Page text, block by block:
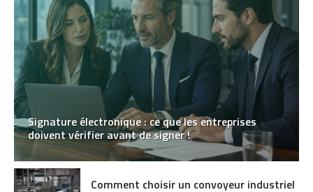
Signature électronique : ce que les entreprises
doivent vérifier avant de signer !
Comment choisir un convoyeur industriel